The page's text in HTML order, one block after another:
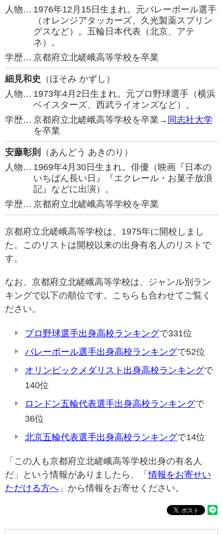
人物… 1976年12月15日生まれ。元バレーボール選手
（オレンジアタッカーズ、久光製薬スプリン
グスなど）。五輪日本代表（北京、アテ
ネ）。
学歴… 京都府立北嵯峨高等学校を卒業
細見和史 （ほそみ かずし）
人物… 1973年4月2日生まれ。元プロ野球選手（横浜
ベイスターズ、西武ライオンズなど）。
学歴… 京都府立北嵯峨高等学校を卒業→ 同志社大学
を卒業
安藤彰則
（あんどう あきのり）
人物… 1969年4月30日生まれ。俳優（映画『日本の
いちばん長い日』『エクレール・お菓子放浪
記』などに出演）。
学歴… 京都府立北嵯峨高等学校を卒業
京都府立北嵯峨高等学校は、1975年に開校しまし
た。このリストは開校以来の出身有名人のリストで
す。
なお、京都府立北嵯峨高等学校は、ジャンル別ラン
キングで以下の順位です。こちらも合わせてご覧く
ださい。
プロ野球選手出身高校ランキングで331位
バレーボール選手出身高校ランキングで52位
オリンピックメダリスト出身高校ランキングで
140位
ロンドン五輪代表選手出身高校ランキングで
36位
北京五輪代表選手出身高校ランキングで14位
「この人も京都府立北嵯峨高等学校出身の有名人
だ」という情報がありましたら、「情報をお寄せい
ただける方へ 」から情報をお寄せください。